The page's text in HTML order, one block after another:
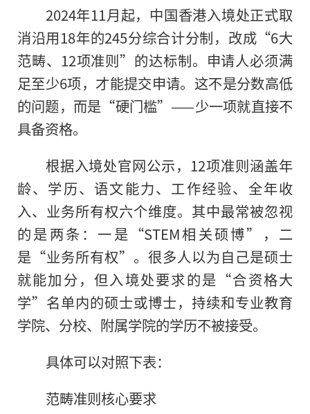
2024年11月起，中国香港入境处正式取
消沿用18年的245分综合计分制，改成“6大
范畴、12项准则”的达标制。申请人必须满
足至少6项，才能提交申请。这不是分数高低
的问题，而是“硬门槛”——少一项就直接不
具备资格。
根据入境处官网公示，12项准则涵盖年
龄、学历、语文能力、工作经验、全年收
入、业务所有权六个维度。其中最常被忽视
的是两条：一是“STEM相关硕博”，二
是“业务所有权”。很多人以为自己是硕士
就能加分，但入境处要求的是“合资格大
学”名单内的硕士或博士，持续和专业教育
学院、分校、附属学院的学历不被接受。
具体可以对照下表：
范畴准则核心要求